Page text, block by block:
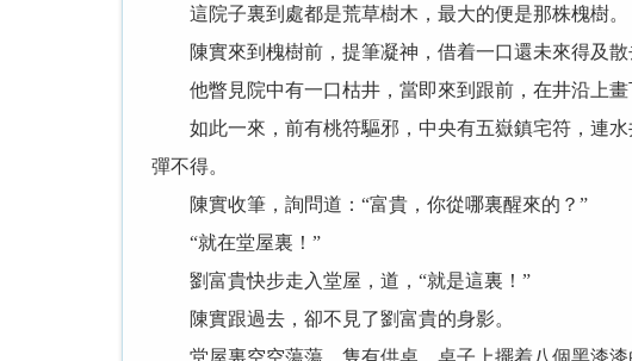
這院子裏到處都是荒草樹木，最大的便是那株槐樹。
陳實來到槐樹前，提筆凝神，借着一口還未來得及散
他瞥見院中有一口枯井，當即來到跟前，在井沿上畫
如此一來，前有桃符驅邪，中央有五嶽鎮宅符，連水
彈不得。
陳實收筆，詢問道：“富貴，你從哪裏醒來的？”
“就在堂屋裏！”
劉富貴快步走入堂屋，道，“就是這裏！”
陳實跟過去，卻不見了劉富貴的身影。